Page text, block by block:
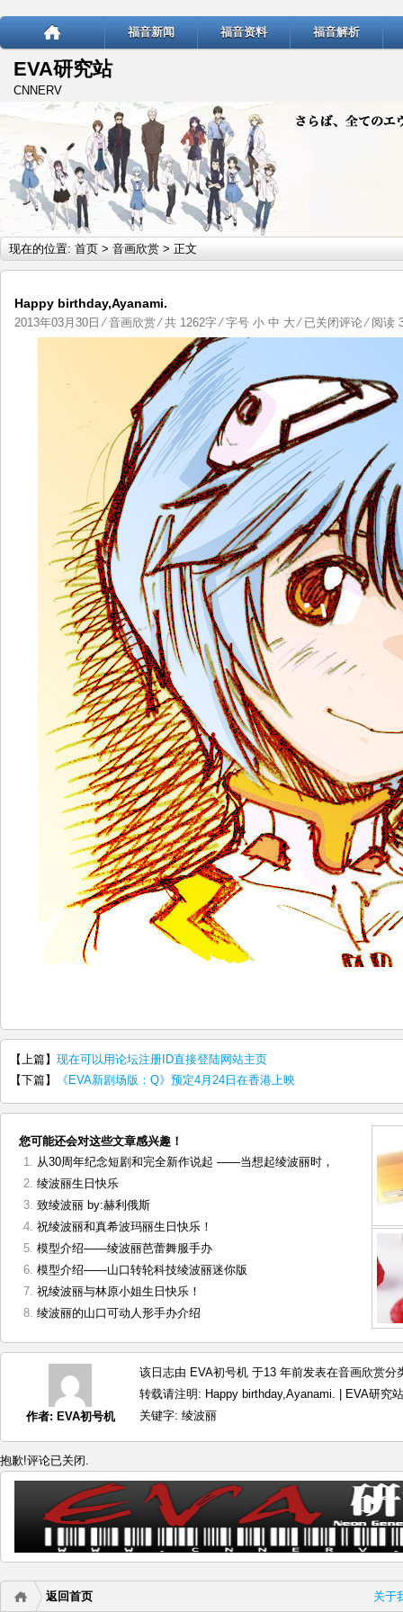
福音新闻 福音资料 福音解析
EVA研究站
CNNERV
现在的位置: 首页 > 音画欣赏 > 正文
Happy birthday,Ayanami.
2013年03月30日 ⁄音画欣赏⁄ 共 1262字 ⁄ 字号 小 中 大 ⁄ Happy
birthday,Ayanami.
已关闭评论⁄ 阅读
【上篇】 现在可以用论坛注册ID直接登陆网站主页
【下篇】
《EVA新剧场版：Q》预定4月24日在香港上映
您可能还会对这些文章感兴趣！
从30周年纪念短剧和完全新作说起 ——当想起绫波丽时，
绫波丽生日快乐
致绫波丽 by:赫利俄斯
祝绫波丽和真希波玛丽生日快乐！
模型介绍——绫波丽芭蕾舞服手办
模型介绍——山口转轮科技绫波丽迷你版
祝绫波丽与林原小姐生日快乐！
绫波丽的山口可动人形手办介绍
作者: EVA初号机
该日志由 EVA初号机 于13 年前发表在音画欣赏分
转载请注明: Happy birthday,Ayanami. | EVA研究站
关键字: 绫波丽
抱歉!评论已关闭.
关于
返回首页